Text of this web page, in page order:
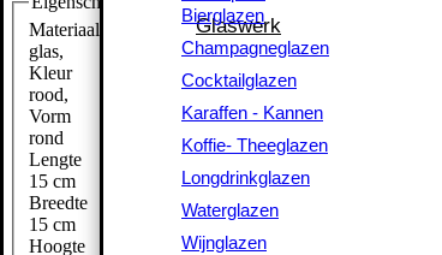
Glaswerk
Bierglazen
Champagneglazen
Cocktailglazen
Karaffen - Kannen
Koffie- Theeglazen
Longdrinkglazen
Waterglazen
Wijnglazen
Glaswerk
Bierglazen
Champagneglazen
Cocktailglazen
Karaffen - Kannen
Koffie- Theeglazen
Longdrinkglazen
Waterglazen
Wijnglazen
Materiaal
glas,
Kleur
rood,
Vorm
rond
Lengte
15 cm
Breedte
15 cm
Hoogte